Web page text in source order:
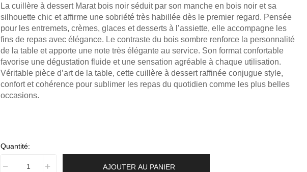
La cuillère à dessert Marat bois noir séduit par son manche en bois noir et sa
silhouette chic et affirme une sobriété très habillée dès le premier regard. Pensée
pour les entremets, crèmes, glaces et desserts à l’assiette, elle accompagne les
fins de repas avec élégance. Le contraste du bois sombre renforce la personnalité
de la table et apporte une note très élégante au service. Son format confortable
favorise une dégustation fluide et une sensation agréable à chaque utilisation.
Véritable pièce d’art de la table, cette cuillère à dessert raffinée conjugue style,
confort et cohérence pour sublimer les repas du quotidien comme les plus belles
occasions.
Quantité:
AJOUTER AU PANIER